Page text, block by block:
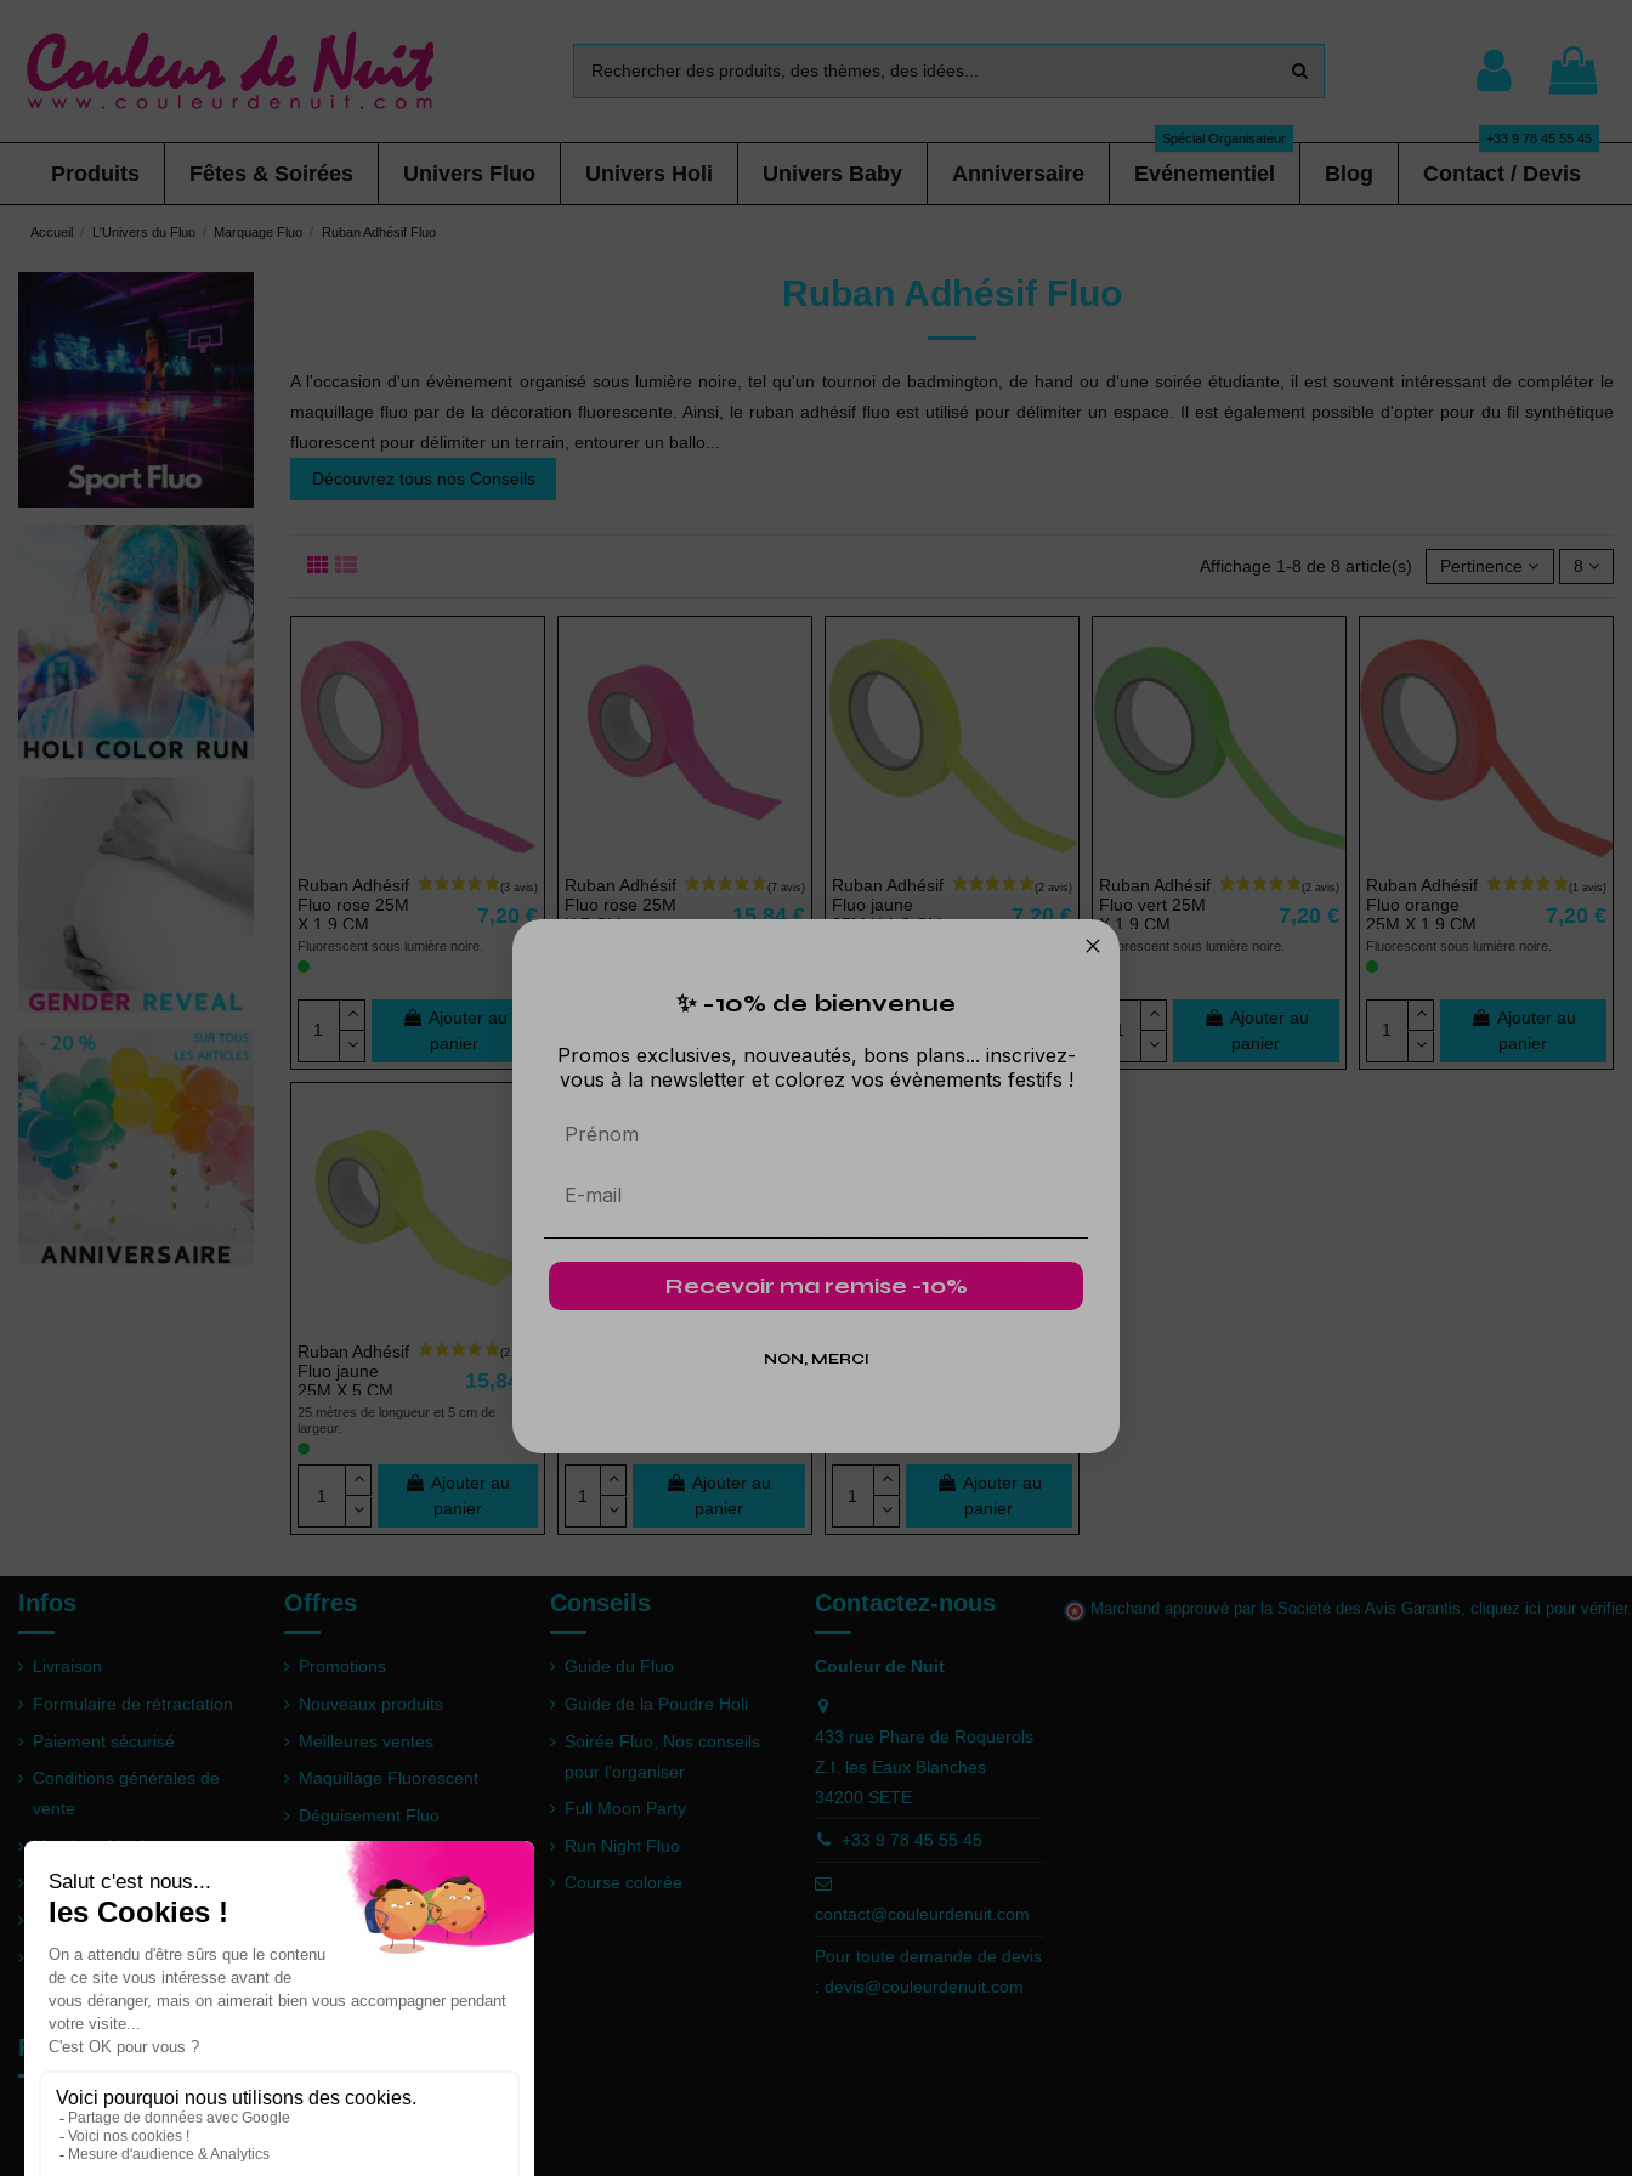
Produits Fêtes & Soirées Univers Fluo Univers Holi Univers Baby Anniversaire Evénementiel
Spécial Organisateur
Blog Contact / Devis
+33 9 78 45 55 45
Accueil L'Univers du Fluo Marquage Fluo Ruban Adhésif Fluo
Ruban Adhésif Fluo
A l'occasion d'un évènement organisé sous lumière noire, tel qu'un tournoi de badmington, de hand ou d'une soirée étudiante, il est souvent intéressant de compléter le
maquillage fluo par de la décoration fluorescente. Ainsi, le ruban adhésif fluo est utilisé pour délimiter un espace. Il est également possible d'opter pour du fil synthétique
fluorescent pour délimiter un terrain, entourer un ballo
Découvrez tous nos Conseils
Affichage 1-8 de 8 article(s) Pertinence 8
Ruban Adhésif
Fluo rose 25M
X 1,9 CM
(3 avis)
7,20 €
Fluorescent sous lumière noire.
Ajouter au
panier
Ruban Adhésif
Fluo rose 25M
X 5 CM
15,84 €
Ajouter au
Ruban Adhésif
Fluo jaune
25M X 1,9 CM
7,20 €
Ruban Adhésif
Fluo vert 25M
X 1,9 CM
7,20 €
Fluorescent sous lumière noire.
Ajouter au
panier
Ruban Adhésif
Fluo orange
25M X 1,9 CM
7,20 €
Fluorescent sous lumière noire.
Ajouter au
panier
Ruban Adhésif
Fluo jaune
25M X 5 CM
15,84 €
25 mètres de longueur et 5 cm de
largeur.
Ajouter au
panier
Ajouter au
panier
Ruban Adhésif Fluo
Ajouter au
panier
Infos
Livraison
Formulaire de rétractation
Paiement sécurisé
Conditions générales de
vente
Mentions légales
Questions fréquentes
Partenaires
Plan du site
Offres
Promotions
Nouveaux produits
Meilleures ventes
Maquillage Fluorescent
Déguisement Fluo
Poudre Holi
Conseils
Guide du Fluo
Guide de la Poudre Holi
Soirée Fluo, Nos conseils
pour l'organiser
Full Moon Party
Run Night Fluo
Course colorée
Contactez-nous
Couleur de Nuit
433 rue Phare de Roquerols
Z.I. les Eaux Blanches
34200 SETE
+33 9 78 45 55 45
contact@couleurdenuit.com
Pour toute demande de devis
:devis@couleurdenuit.com
Marchand approuvé par la Société des Avis Garantis, cliquez ici pour vérifier.
Follow us
✨ -10% de bienvenue
Promos exclusives, nouveautés, bons plans... inscrivez-
vous à la newsletter et colorez vos évènements festifs !
Prénom
Recevoir ma remise -10%
NON, MERCI